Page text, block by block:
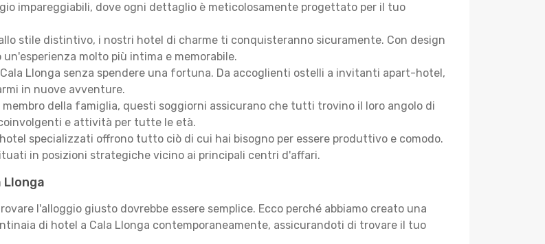
impareggiabili, dove ogni dettaglio è meticolosamente progettato per il tuo
stile distintivo, i nostri hotel di charme ti conquisteranno sicuramente. Con design
molto più intima e memorabile.
Llonga senza spendere una fortuna. Da accoglienti ostelli a invitanti apart-hotel,
in nuove avventure.
della famiglia, questi soggiorni assicurano che tutti trovino il loro angolo di
e attività per tutte le età.
specializzati offrono tutto ciò di cui hai bisogno per essere produttivo e comodo.
in posizioni strategiche vicino ai principali centri d'affari.
l'alloggio giusto dovrebbe essere semplice. Ecco perché abbiamo creato una
di hotel a Cala Llonga contemporaneamente, assicurandoti di trovare il tuo